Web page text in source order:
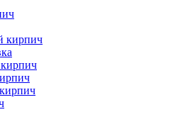
кирпич